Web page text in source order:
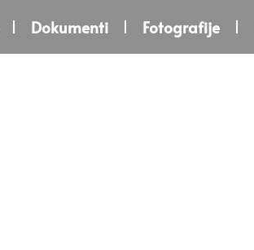
Dokumenti Fotografije